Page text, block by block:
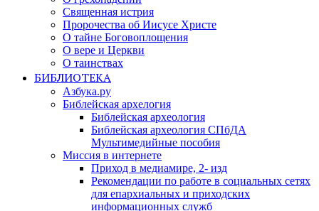
Священная истрия
Пророчества об Иисусе Христе
О тайне Боговоплощения
О вере и Церкви
О таинствах
БИБЛИОТЕКА
Азбука.ру
Библейская архелогия
Библейская археология
Библейская археология СПбДА
Мультимедийные пособия
Миссия в интернете
Приход в медиамире, 2- изд
Рекомендации по работе в социальных сетях
для епархиальных и приходских
информационных служб